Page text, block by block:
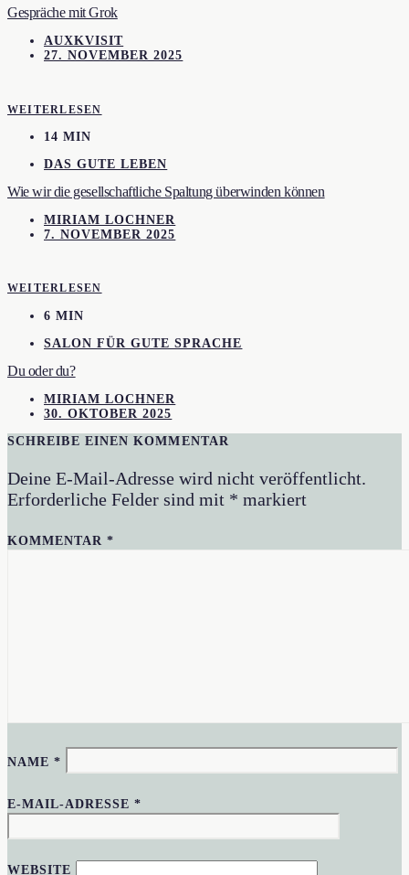
Gespräche mit Grok
AUXKVISIT
27. NOVEMBER 2025
WEITERLESEN
14 MIN
DAS GUTE LEBEN
Wie wir die gesellschaftliche Spaltung überwinden können
MIRIAM LOCHNER
7. NOVEMBER 2025
WEITERLESEN
6 MIN
SALON FÜR GUTE SPRACHE
Du oder du?
MIRIAM LOCHNER
30. OKTOBER 2025
SCHREIBE EINEN KOMMENTAR
Deine E-Mail-Adresse wird nicht veröffentlicht.
Erforderliche Felder sind mit * markiert
KOMMENTAR*
NAME*
E-MAIL-ADRESSE*
WEBSITE